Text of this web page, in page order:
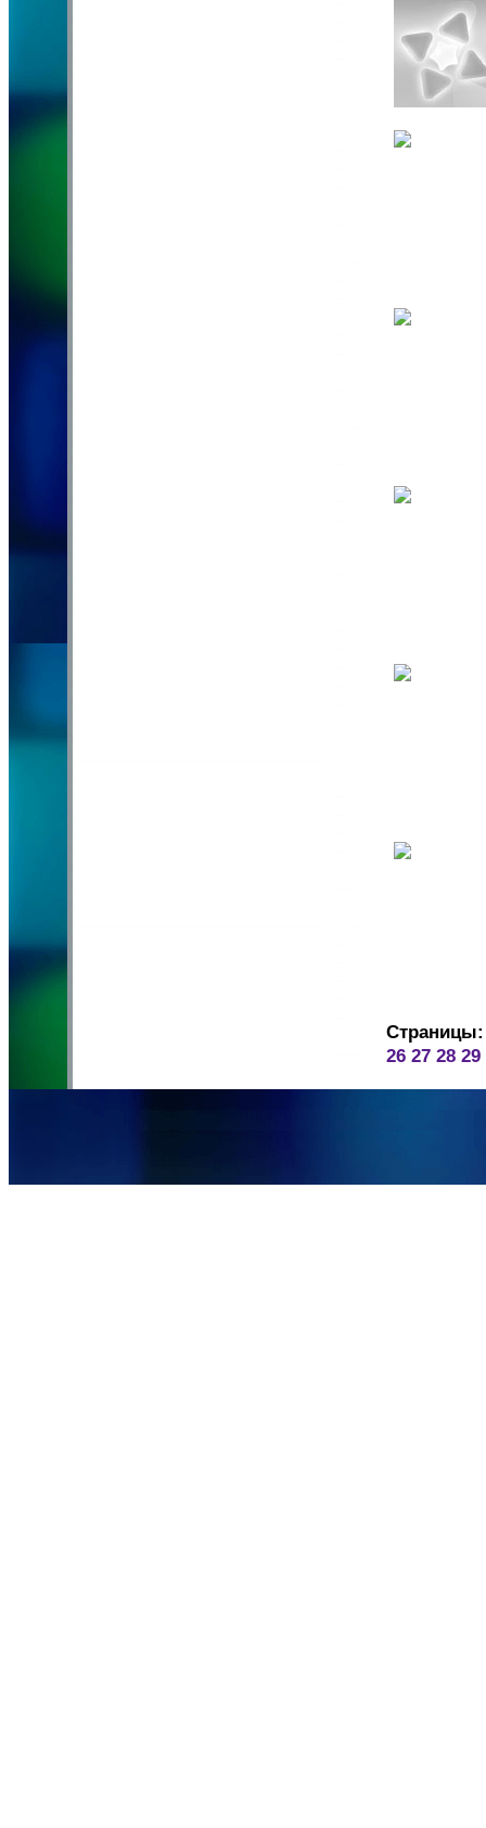
Страницы:
26 27 28 29